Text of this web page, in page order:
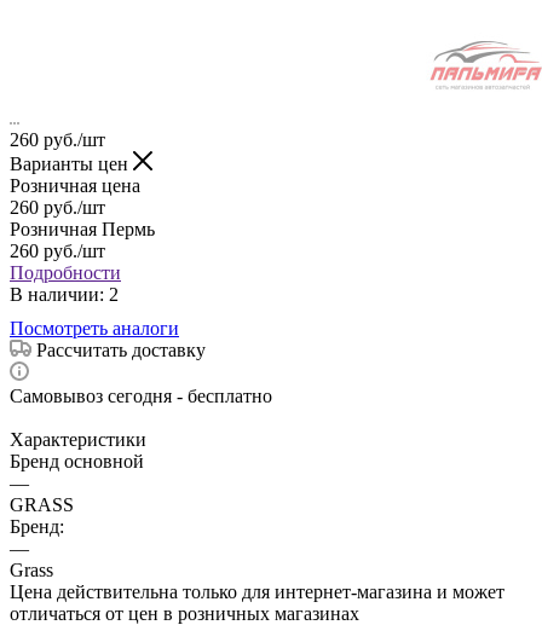
260 руб./шт
Варианты цен
Розничная цена
260 руб./шт
Розничная Пермь
260 руб./шт
Подробности
В наличии: 2
Посмотреть аналоги
Рассчитать доставку
Самовывоз сегодня - бесплатно
Характеристики
Бренд основной
—
GRASS
Бренд:
—
Grass
Цена действительна только для интернет-магазина и может
отличаться от цен в розничных магазинах